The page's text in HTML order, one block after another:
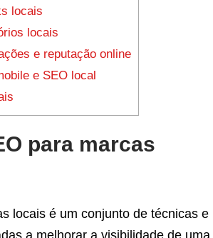
locais
locais
e reputação online
e SEO local
para marcas
locais é um conjunto de técnicas e